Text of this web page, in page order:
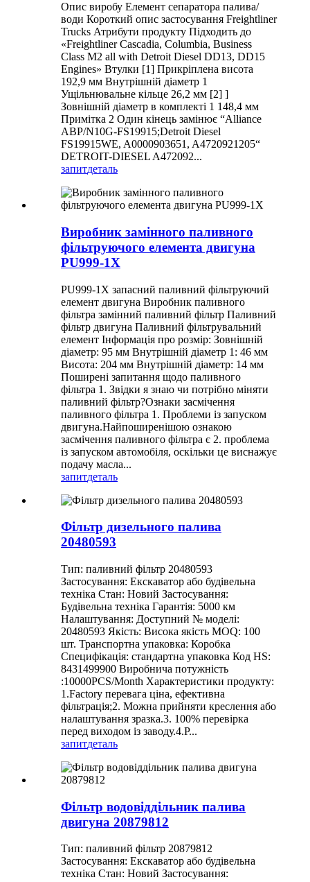
Опис виробу Елемент сепаратора палива/
води Короткий опис застосування Freightliner
Trucks Атрибути продукту Підходить до
«Freightliner Cascadia, Columbia, Business
Class M2 all with Detroit Diesel DD13, DD15
Engines» Втулки [1] Прикріплена висота
192,9 мм Внутрішній діаметр 1
Ущільнювальне кільце 26,2 мм [2] ]
Зовнішній діаметр в комплекті 1 148,4 мм
Примітка 2 Один кінець замінює “Alliance
ABP/N10G-FS19915;Detroit Diesel
FS19915WE, A0000903651, A4720921205“
DETROIT-DIESEL A472092...
запитдеталь
Виробник замінного паливного
фільтруючого елемента двигуна
PU999-1X
PU999-1X запасний паливний фільтруючий
елемент двигуна Виробник паливного
фільтра замінний паливний фільтр Паливний
фільтр двигуна Паливний фільтрувальний
елемент Інформація про розмір: Зовнішній
діаметр: 95 мм Внутрішній діаметр 1: 46 мм
Висота: 204 мм Внутрішній діаметр: 14 мм
Поширені запитання щодо паливного
фільтра 1. Звідки я знаю чи потрібно міняти
паливний фільтр?Ознаки засмічення
паливного фільтра 1. Проблеми із запуском
двигуна.Найпоширенішою ознакою
засмічення паливного фільтра є 2. проблема
із запуском автомобіля, оскільки це виснажує
подачу масла...
запитдеталь
Фільтр дизельного палива
20480593
Тип: паливний фільтр 20480593
Застосування: Екскаватор або будівельна
техніка Стан: Новий Застосування:
Будівельна техніка Гарантія: 5000 км
Налаштування: Доступний № моделі:
20480593 Якість: Висока якість MOQ: 100
шт. Транспортна упаковка: Коробка
Специфікація: стандартна упаковка Код HS:
8431499900 Виробнича потужність
:10000PCS/Month Характеристики продукту:
1.Factory перевага ціна, ефективна
фільтрація;2. Можна прийняти креслення або
налаштування зразка.3. 100% перевірка
перед виходом із заводу.4.Р...
запитдеталь
Фільтр водовіддільник палива
двигуна 20879812
Тип: паливний фільтр 20879812
Застосування: Екскаватор або будівельна
техніка Стан: Новий Застосування: